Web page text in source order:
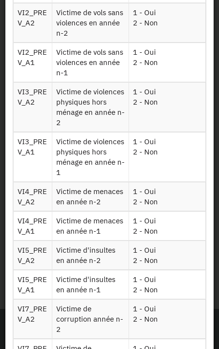
VI2_PRE
V_A2
Victime de vols sans
violences en année
n-2
1 - Oui
2 - Non
VI2_PRE
V_A1
Victime de vols sans
violences en année
n-1
1 - Oui
2 - Non
VI3_PRE
V_A2
Victime de violences
physiques hors
ménage en année n-
2
1 - Oui
2 - Non
VI3_PRE
V_A1
Victime de violences
physiques hors
ménage en année n-
1
1 - Oui
2 - Non
VI4_PRE
V_A2
Victime de menaces
en année n-2
1 - Oui
2 - Non
VI4_PRE
V_A1
Victime de menaces
en année n-1
1 - Oui
2 - Non
VI5_PRE
V_A2
Victime d'insultes
en année n-2
1 - Oui
2 - Non
VI5_PRE
V_A1
Victime d'insultes
en année n-1
1 - Oui
2 - Non
VI7_PRE
V_A2
Victime de
corruption année n-
2
1 - Oui
2 - Non
Contact
Recrutement
Newsletter
Marchés publics
Mentions légales
Protection des données
personnelles
Plan du site